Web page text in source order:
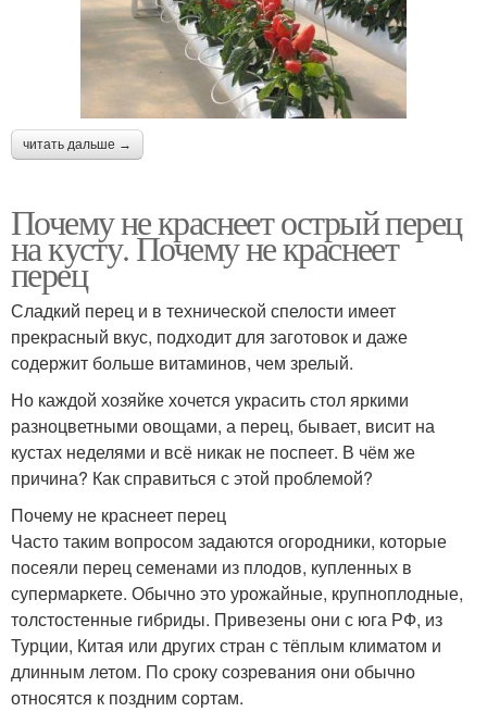
читать дальше →
Почему не краснеет острый перец
на кусту. Почему не краснеет
перец
Сладкий перец и в технической спелости имеет
прекрасный вкус, подходит для заготовок и даже
содержит больше витаминов, чем зрелый.
Но каждой хозяйке хочется украсить стол яркими
разноцветными овощами, а перец, бывает, висит на
кустах неделями и всё никак не поспеет. В чём же
причина? Как справиться с этой проблемой?
Почему не краснеет перец
Часто таким вопросом задаются огородники, которые
посеяли перец семенами из плодов, купленных в
супермаркете. Обычно это урожайные, крупноплодные,
толстостенные гибриды. Привезены они с юга РФ, из
Турции, Китая или других стран с тёплым климатом и
длинным летом. По сроку созревания они обычно
относятся к поздним сортам.